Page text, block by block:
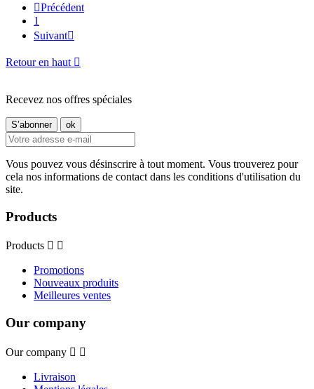
Précédent
1
Suivant
Retour en haut 
Recevez nos offres spéciales
Vous pouvez vous désinscrire à tout moment. Vous trouverez pour
cela nos informations de contact dans les conditions d'utilisation du
site.
Products
Products  
Promotions
Nouveaux produits
Meilleures ventes
Our company
Our company  
Livraison